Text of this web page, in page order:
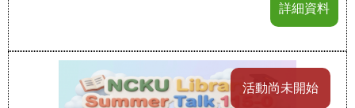
詳細資料
活動尚未開始